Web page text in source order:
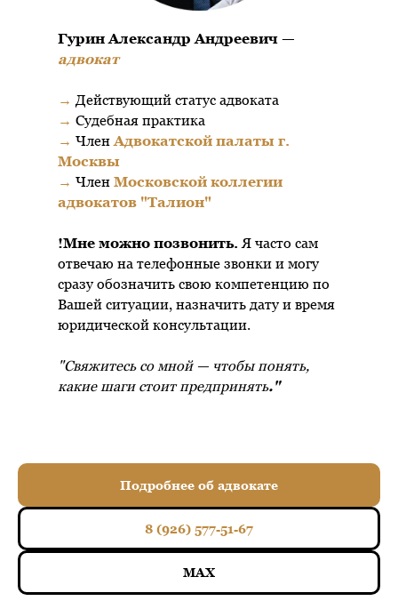
Гурин Александр Андреевич —
адвокат
→ Действующий статус адвоката
→ Судебная практика
→ Член Адвокатской палаты г.
Москвы
→ Член Московской коллегии
адвокатов "Талион"
!Мне можно позвонить. Я часто сам
отвечаю на телефонные звонки и могу
сразу обозначить свою компетенцию по
Вашей ситуации, назначить дату и время
юридической консультации.
"Свяжитесь со мной — чтобы понять,
какие шаги стоит предпринять."
Подробнее об адвокате
8 (926) 577-51-67
MAX